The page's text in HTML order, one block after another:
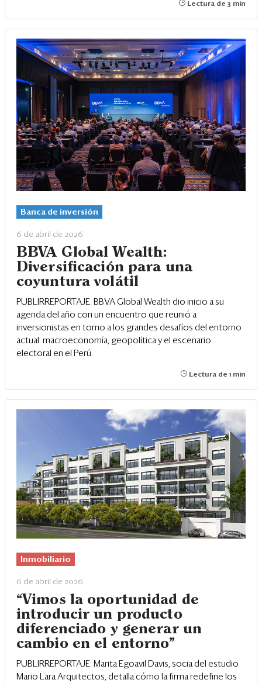
Lectura de 3 min
Banca de inversión
6 de abril de 2026
BBVA Global Wealth:
Diversificación para una
coyuntura volátil
PUBLIRREPORTAJE. BBVA Global Wealth dio inicio a su
agenda del año con un encuentro que reunió a
inversionistas en torno a los grandes desafíos del entorno
actual: macroeconomía, geopolítica y el escenario
electoral en el Perú.
Lectura de 1 min
Inmobiliario
6 de abril de 2026
“Vimos la oportunidad de
introducir un producto
diferenciado y generar un
cambio en el entorno”
PUBLIRREPORTAJE: Marita Egoavil Davis, socia del estudio
Mario Lara Arquitectos, detalla cómo la firma redefine los